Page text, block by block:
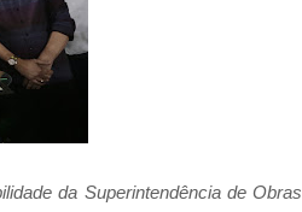
da Superintendência de Obras